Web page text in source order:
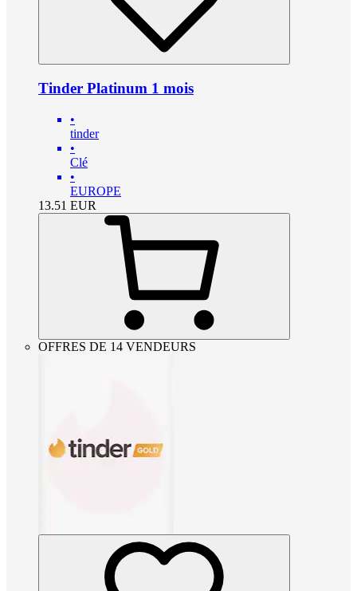
Tinder Platinum 1 mois
•
tinder
•
Clé
•
EUROPE
13.51 EUR
OFFRES DE 14 VENDEURS